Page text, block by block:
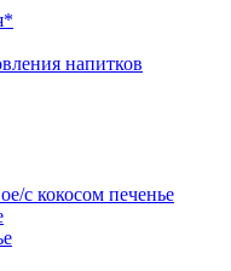
напитков
с кокосом печенье